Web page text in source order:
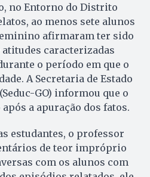
no Entorno do Distrito
ao menos sete alunos
afirmaram ter sido
caracterizadas
o período em que o
A Secretaria de Estado
GO) informou que o
a apuração dos fatos.
estudantes, o professor
de teor impróprio
com os alunos com